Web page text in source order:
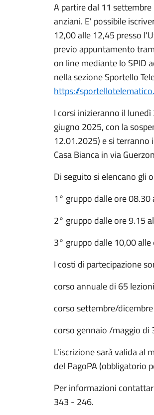
A partire dal 11
anziani. E' possibile
12,00 alle 12,45 presso
previo appuntamento
on line mediante lo SPID
nella sezione Sportello
https://
I corsi inizieranno il
giugno 2025, con la
12.01.2025) e si
Casa Bianca in via
Di seguito si elencano gli
1° gruppo dalle ore 08.30
2° gruppo dalle ore 9.15
3° gruppo dalle 10,00 alle
I costi di partecipazione
corso annuale di 65
corso settembre/
corso gennaio /maggio
L'iscrizione sarà valida al
del PagoPA (obbligatorio
Per informazioni
343 - 246.